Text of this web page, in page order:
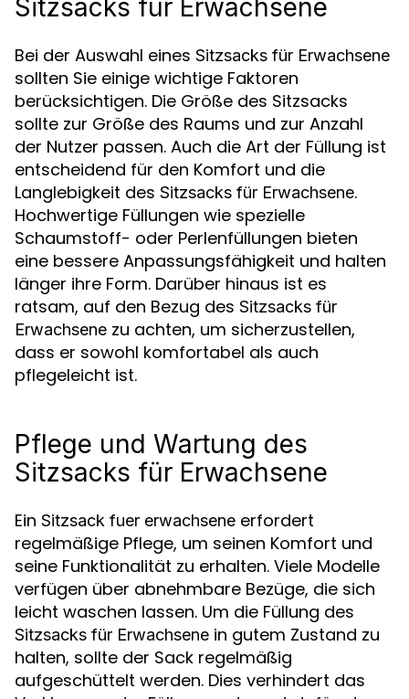
Sitzsacks für Erwachsene
Bei der Auswahl eines Sitzsacks für Erwachsene
sollten Sie einige wichtige Faktoren
berücksichtigen. Die Größe des Sitzsacks
sollte zur Größe des Raums und zur Anzahl
der Nutzer passen. Auch die Art der Füllung ist
entscheidend für den Komfort und die
Langlebigkeit des Sitzsacks für Erwachsene.
Hochwertige Füllungen wie spezielle
Schaumstoff- oder Perlenfüllungen bieten
eine bessere Anpassungsfähigkeit und halten
länger ihre Form. Darüber hinaus ist es
ratsam, auf den Bezug des Sitzsacks für
Erwachsene zu achten, um sicherzustellen,
dass er sowohl komfortabel als auch
pflegeleicht ist.
Pflege und Wartung des
Sitzsacks für Erwachsene
Ein Sitzsack fuer erwachsene erfordert
regelmäßige Pflege, um seinen Komfort und
seine Funktionalität zu erhalten. Viele Modelle
verfügen über abnehmbare Bezüge, die sich
leicht waschen lassen. Um die Füllung des
Sitzsacks für Erwachsene in gutem Zustand zu
halten, sollte der Sack regelmäßig
aufgeschüttelt werden. Dies verhindert das